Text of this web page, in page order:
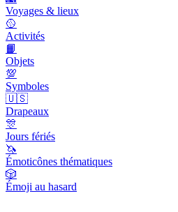
Voyages & lieux
🥎
Activités
📙
Objets
💯
Symboles
🇺🇸
Drapeaux
🎊
Jours fériés
🦄
Émoticônes thématiques
🎲
Émoji au hasard